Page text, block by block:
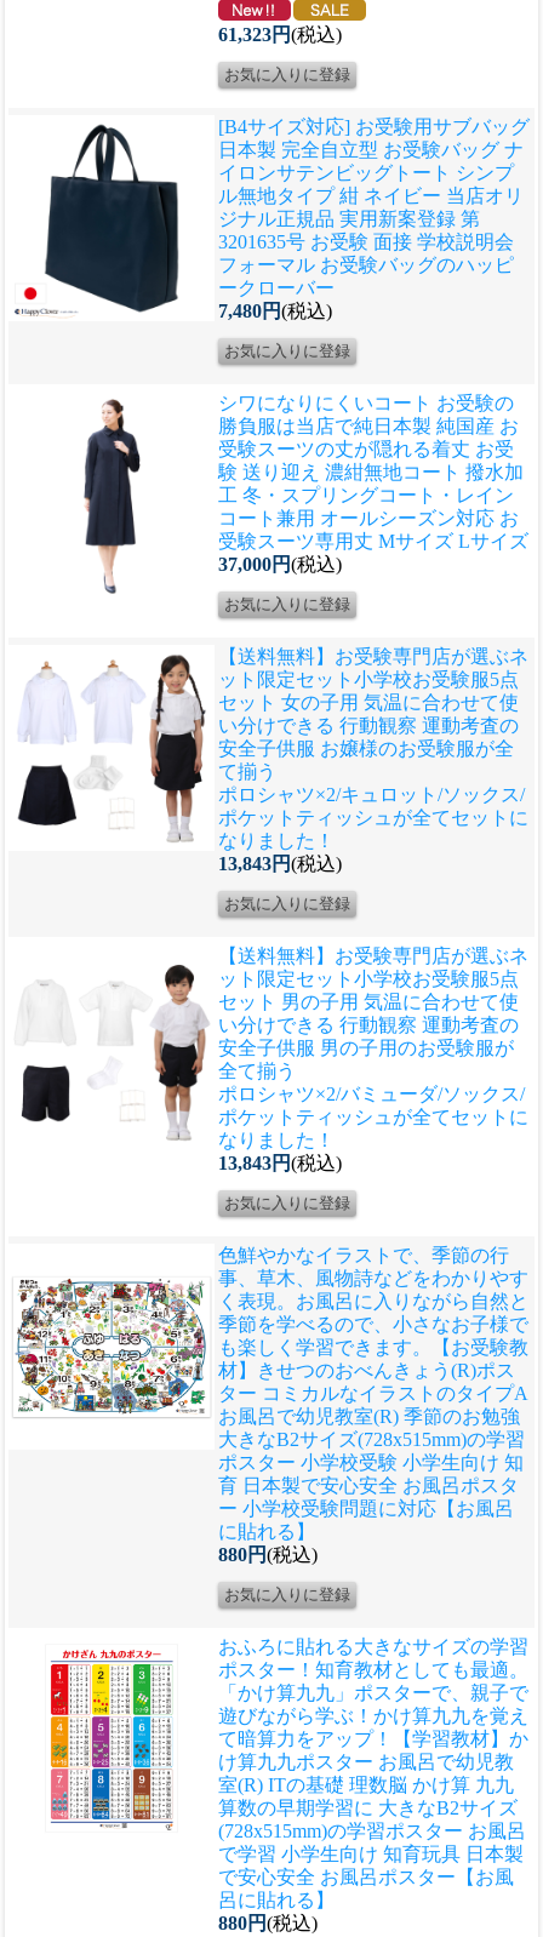
61,323円(税込)
[B4サイズ対応] お受験用サブバッグ
日本製 完全自立型 お受験バッグ ナ
イロンサテンビッグトート シンプ
ル無地タイプ 紺 ネイビー 当店オリ
ジナル正規品 実用新案登録 第
3201635号 お受験 面接 学校説明会
フォーマル お受験バッグのハッピ
ークローバー
7,480円(税込)
シワになりにくいコート お受験の
勝負服は当店で純日本製 純国産 お
受験スーツの丈が隠れる着丈 お受
験 送り迎え 濃紺無地コート 撥水加
工 冬・スプリングコート・レイン
コート兼用 オールシーズン対応 お
受験スーツ専用丈 Mサイズ Lサイズ
37,000円(税込)
【送料無料】お受験専門店が選ぶネ
ット限定セット 小学校お受験服5点
セット 女の子用 気温に合わせて使
い分けできる 行動観察 運動考査の
安全子供服 お嬢様のお受験服が全
て揃う
ポロシャツ×2/キュロット/ソックス/
ポケットティッシュが全てセットに
なりました！
13,843円(税込)
【送料無料】お受験専門店が選ぶネ
ット限定セット 小学校お受験服5点
セット 男の子用 気温に合わせて使
い分けできる 行動観察 運動考査の
安全子供服 男の子用のお受験服が
全て揃う
ポロシャツ×2/バミューダ/ソックス/
ポケットティッシュが全てセットに
なりました！
13,843円(税込)
色鮮やかなイラストで、季節の行
事、草木、風物詩などをわかりやす
く表現。お風呂に入りながら自然と
季節を学べるので、小さなお子様で
も楽しく学習できます。
【お受験教
材】きせつのおべんきょう(R)ポス
ター コミカルなイラストのタイプA
お風呂で幼児教室(R) 季節のお勉強
大きなB2サイズ(728x515mm)の学習
ポスター 小学校受験 小学生向け 知
育 日本製で安心安全 お風呂ポスタ
ー 小学校受験問題に対応【お風呂
に貼れる】
880円(税込)
おふろに貼れる大きなサイズの学習
ポスター！知育教材としても最適。
「かけ算九九」ポスターで、親子で
遊びながら学ぶ！かけ算九九を覚え
て暗算力をアップ！
【学習教材】か
け算九九ポスター お風呂で幼児教
室(R) ITの基礎 理数脳 かけ算 九九
算数の早期学習に 大きなB2サイズ
(728x515mm)の学習ポスター お風呂
で学習 小学生向け 知育玩具 日本製
で安心安全 お風呂ポスター【お風
呂に貼れる】
880円(税込)